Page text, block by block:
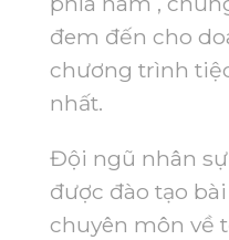
đem đến cho
chương trình
nhất.
Đội ngũ nhân
được đào tạo
chuyên môn về